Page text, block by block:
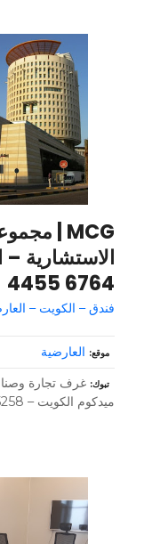
6764 4455
فندق – الكويت –
موقع العارضية
تبوك غرف تجارة
ميدكوم الكويت – 15258 – الكويت –